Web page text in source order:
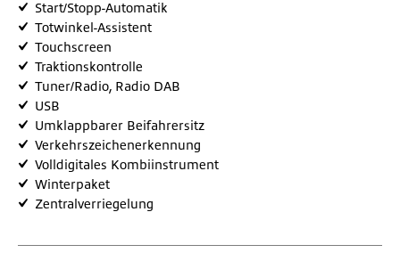
Start/Stopp-Automatik
Totwinkel-Assistent
Touchscreen
Traktionskontrolle
Tuner/Radio, Radio DAB
USB
Umklappbarer Beifahrersitz
Verkehrszeichenerkennung
Volldigitales Kombiinstrument
Winterpaket
Zentralverriegelung